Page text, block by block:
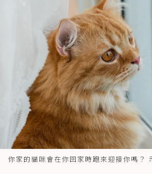
你家的貓咪會在你回家時跑來迎接你嗎